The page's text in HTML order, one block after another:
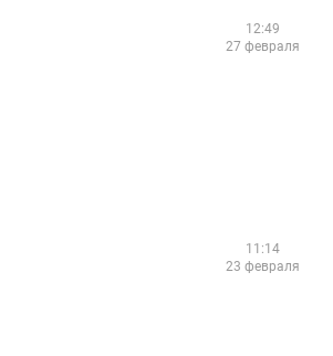
12:49
27 февраля
11:14
23 февраля